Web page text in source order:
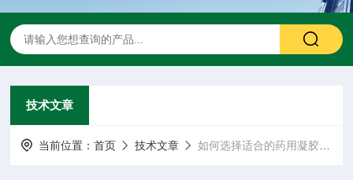
技术文章
当前位置：首页 技术文章 如何选择适合的药用凝胶用卡波姆等级？